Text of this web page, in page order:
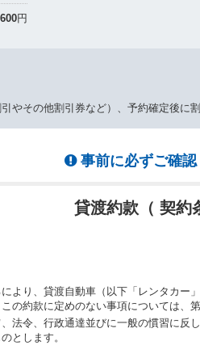
円
やその他割引券など）、予約確定後に
事前に必ずご確認
貸渡約款（ 契約
より、貸渡自動車（以下「レンタカー
の約款に定めのない事項については、
法令、行政通達並びに一般の慣習に反
とします。